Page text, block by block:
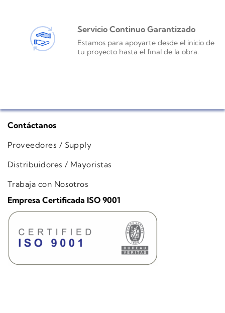
Servicio Continuo Garantizado
Estamos para apoyarte desde el inicio de
tu proyecto hasta el final de la obra.
Contáctanos
Proveedores / Supply
Distribuidores / Mayoristas
Trabaja con Nosotros
Empresa Certificada ISO 9001